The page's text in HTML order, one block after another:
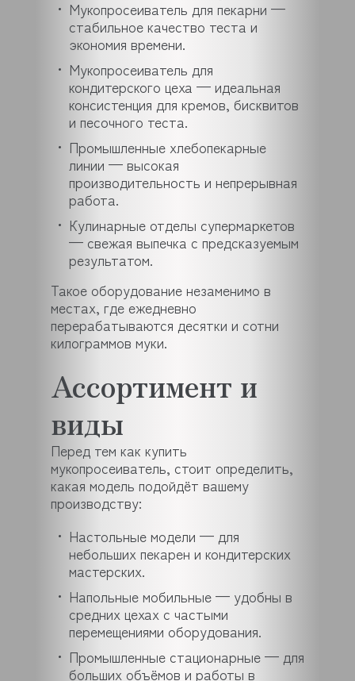
Мукопросеиватель для пекарни —
стабильное качество теста и
экономия времени.
Мукопросеиватель для
кондитерского цеха — идеальная
консистенция для кремов, бисквитов
и песочного теста.
Промышленные хлебопекарные
линии — высокая
производительность и непрерывная
работа.
Кулинарные отделы супермаркетов
— свежая выпечка с предсказуемым
результатом.
Такое оборудование незаменимо в
местах, где ежедневно
перерабатываются десятки и сотни
килограммов муки.
Ассортимент и
виды
Перед тем как купить
мукопросеиватель, стоит определить,
какая модель подойдёт вашему
производству:
Настольные модели — для
небольших пекарен и кондитерских
мастерских.
Напольные мобильные — удобны в
средних цехах с частыми
перемещениями оборудования.
Промышленные стационарные — для
больших объёмов и работы в